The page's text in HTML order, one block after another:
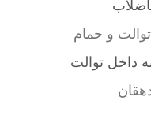
و حمام
داخل توالت